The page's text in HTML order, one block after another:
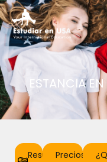
Ir
al
contenido
ESTANCIA
Resu
Precios